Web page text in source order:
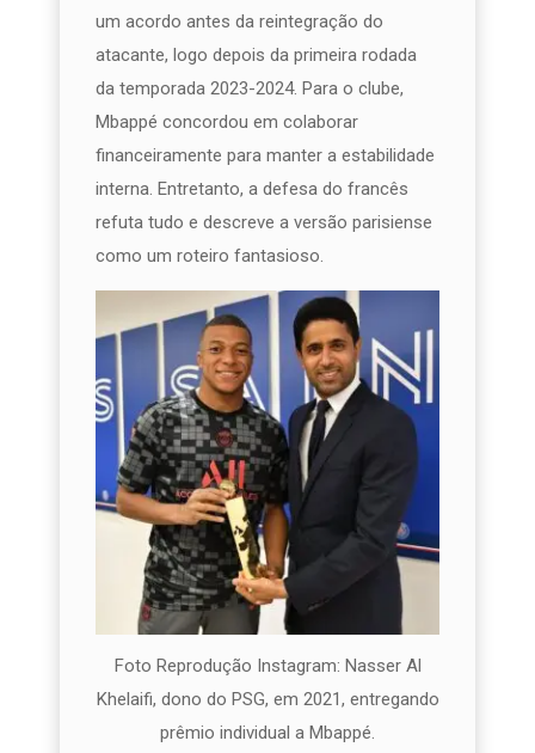
um acordo antes da reintegração do
atacante, logo depois da primeira rodada
da temporada 2023-2024. Para o clube,
Mbappé concordou em colaborar
financeiramente para manter a estabilidade
interna. Entretanto, a defesa do francês
refuta tudo e descreve a versão parisiense
como um roteiro fantasioso.
Foto Reprodução Instagram: Nasser Al
Khelaifi, dono do PSG, em 2021, entregando
prêmio individual a Mbappé.